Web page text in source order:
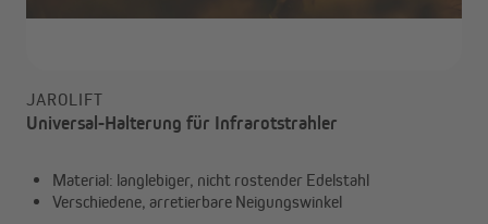
JAROLIFT
Universal-Halterung für Infrarotstrahler
Material: langlebiger, nicht rostender Edelstahl
Verschiedene, arretierbare Neigungswinkel